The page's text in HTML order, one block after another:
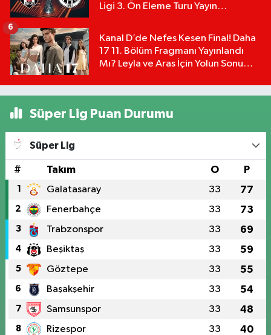
Ligi 3. Ön Eleme Turu Yayın
Kanal D’de Nefes Kesen Final! Daha
17 11. Bölüm Fragmanı Yayınlandı
Mı? Leyla ve Aras İçin Yolun Sonu
6
Süper Lig Puan Durumu
Süper Lig
# Takım O P
1 Galatasaray 33 77
2 Fenerbahçe 33 73
3 Trabzonspor 33 69
4 Beşiktaş 33 59
5 Göztepe 33 55
6 Başakşehir 33 54
7 Samsunspor 33 48
8 Rizespor 33 40